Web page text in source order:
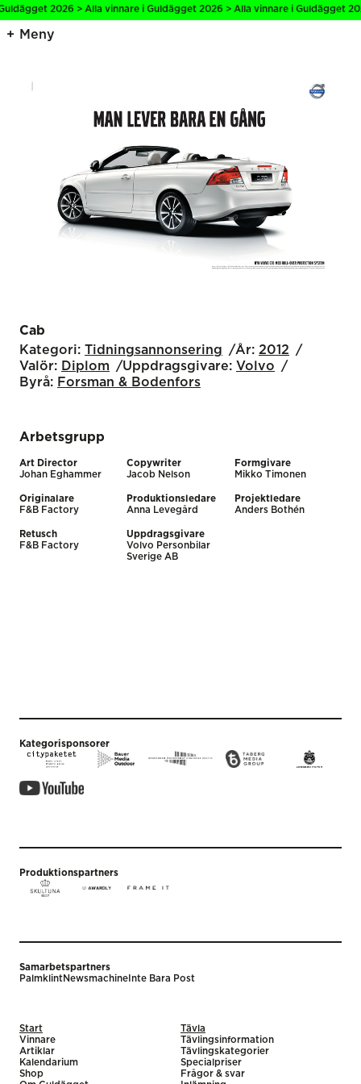
2026 > Alla vinnare i Guldägget 2026 > Alla vinnare i Guldägget
Meny
Cab
Kategori: Tidnings­annonsering År: 2012
Valör: Diplom Uppdragsgivare: Volvo
Byrå: Forsman & Bodenfors
Arbetsgrupp
Art Director
Johan Eghammer
Copywriter
Jacob Nelson
Formgivare
Mikko Timonen
Originalare
F&B Factory
Produktionsledare
Anna Levegård
Projektledare
Anders Bothén
Retusch
F&B Factory
Uppdragsgivare
Volvo Personbilar
Sverige AB
Kategorisponsorer
Produktionspartners
Samarbetspartners
PalmklintNewsmachine Inte Bara Post
Start
Vinnare
Artiklar
Kalendarium
Shop
Tävla
Tävlingsinformation
Tävlingskategorier
Specialpriser
Frågor & svar